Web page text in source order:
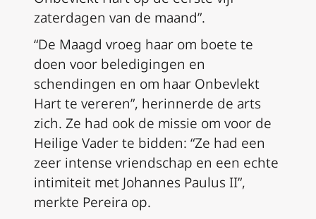
zaterdagen van de maand”.
“De Maagd vroeg haar om boete te
doen voor beledigingen en
schendingen en om haar Onbevlekt
Hart te vereren”, herinnerde de arts
zich. Ze had ook de missie om voor de
Heilige Vader te bidden: “Ze had een
zeer intense vriendschap en een echte
intimiteit met Johannes Paulus II”,
merkte Pereira op.